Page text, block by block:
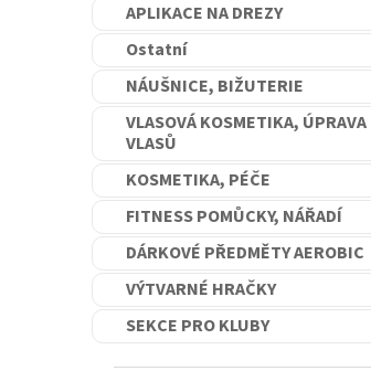
APLIKACE NA DREZY
Ostatní
NÁUŠNICE, BIŽUTERIE
VLASOVÁ KOSMETIKA, ÚPRAVA
VLASŮ
KOSMETIKA, PÉČE
FITNESS POMŮCKY, NÁŘADÍ
DÁRKOVÉ PŘEDMĚTY AEROBIC
VÝTVARNÉ HRAČKY
SEKCE PRO KLUBY